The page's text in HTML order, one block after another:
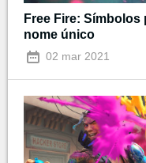
Free Fire:
nome único
02 mar 2021